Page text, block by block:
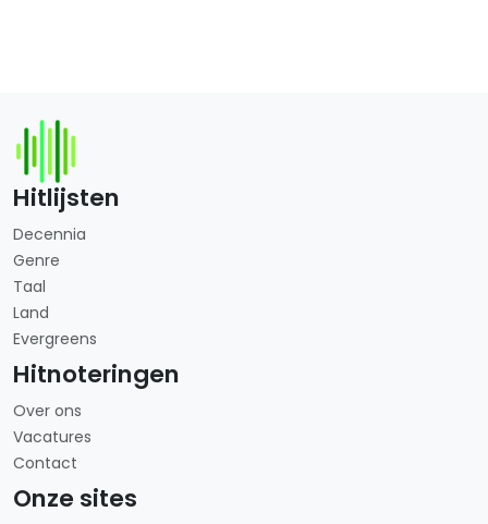
Hitlijsten
Decennia
Genre
Taal
Land
Evergreens
Hitnoteringen
Over ons
Vacatures
Contact
Onze sites